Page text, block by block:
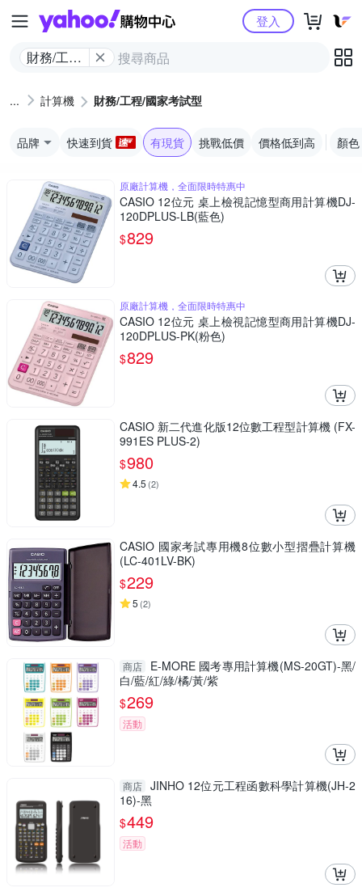
Yahoo購物中心
財務/工程/
型
登入
計算機 財務/工程/國家考試型
品牌 快速到貨 有現貨 挑戰低價 價格低到高 顏色
原廠計算機，全面限時特惠中
CASIO 12位元 桌上檢視記憶型商用計算機DJ-
120DPLUS-LB(藍色)
$829
原廠計算機，全面限時特惠中
CASIO 12位元 桌上檢視記憶型商用計算機DJ-
120DPLUS-PK(粉色)
$829
CASIO 新二代進化版12位數工程型計算機 (FX-
991ES PLUS-2)
$980
4.5 (2)
CASIO 國家考試專用機8位數小型摺疊計算機
(LC-401LV-BK)
$229
5 (2)
商店
E-MORE 國考專用計算機(MS-20GT)-黑/
白/藍/紅/綠/橘/黃/紫
$269
活動
商店 JINHO 12位元工程函數科學計算機(JH-2
16)-黑
$449
活動